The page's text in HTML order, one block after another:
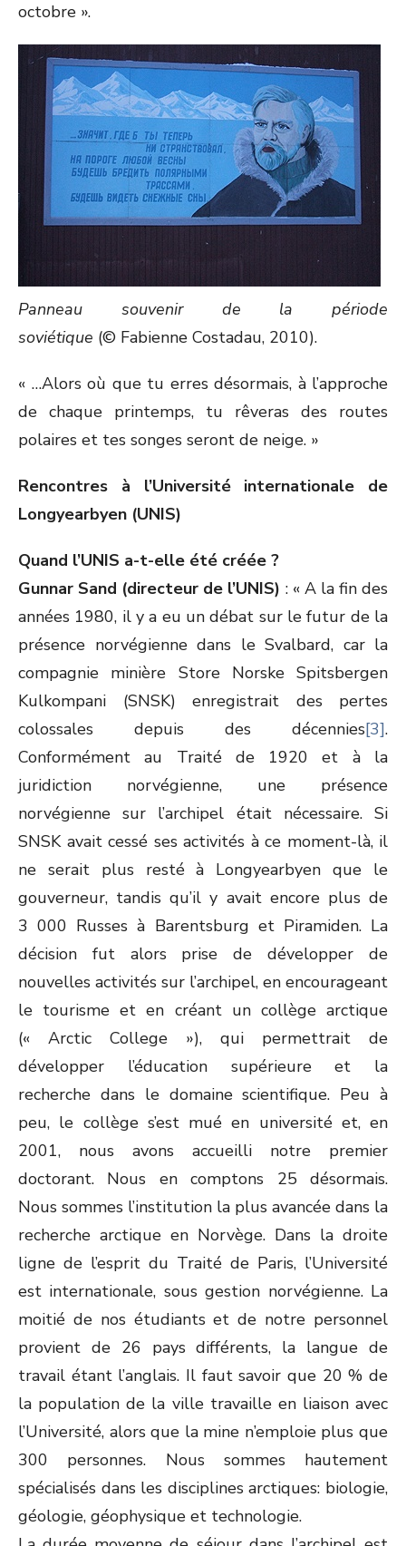
octobre ».
Panneau souvenir de la période
soviétique (© Fabienne Costadau, 2010).
« …Alors où que tu erres désormais, à l’approche
de chaque printemps, tu rêveras des routes
polaires et tes songes seront de neige. »
Rencontres à l’Université internationale de
Longyearbyen (UNIS)
Quand l’UNIS a-t-elle été créée ?
Gunnar Sand (directeur de l’UNIS) : « A la fin des
années 1980, il y a eu un débat sur le futur de la
présence norvégienne dans le Svalbard, car la
compagnie minière Store Norske Spitsbergen
Kulkompani (SNSK) enregistrait des pertes
colossales depuis des décennies[3].
Conformément au Traité de 1920 et à la
juridiction norvégienne, une présence
norvégienne sur l’archipel était nécessaire. Si
SNSK avait cessé ses activités à ce moment-là, il
ne serait plus resté à Longyearbyen que le
gouverneur, tandis qu’il y avait encore plus de
3 000 Russes à Barentsburg et Piramiden. La
décision fut alors prise de développer de
nouvelles activités sur l’archipel, en encourageant
le tourisme et en créant un collège arctique
(« Arctic College »), qui permettrait de
développer l’éducation supérieure et la
recherche dans le domaine scientifique. Peu à
peu, le collège s’est mué en université et, en
2001, nous avons accueilli notre premier
doctorant. Nous en comptons 25 désormais.
Nous sommes l’institution la plus avancée dans la
recherche arctique en Norvège. Dans la droite
ligne de l’esprit du Traité de Paris, l’Université
est internationale, sous gestion norvégienne. La
moitié de nos étudiants et de notre personnel
provient de 26 pays différents, la langue de
travail étant l’anglais. Il faut savoir que 20 % de
la population de la ville travaille en liaison avec
l’Université, alors que la mine n’emploie plus que
300 personnes. Nous sommes hautement
spécialisés dans les disciplines arctiques: biologie,
géologie, géophysique et technologie.